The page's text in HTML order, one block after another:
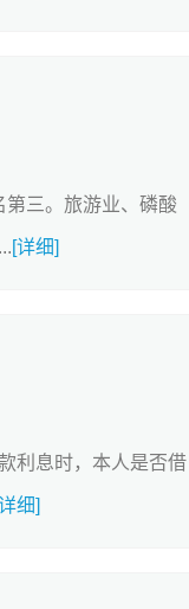
三。旅游业、磷酸
[详细]
利息时，本人是否借
细]